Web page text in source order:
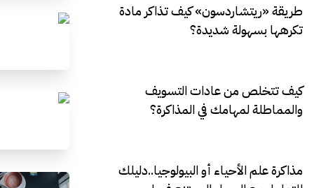
طريقة «ريتشاردسون» كيف تذاكر مادة
تكرهها بسهولة شديدة؟
كيف تتخلص من عادات التسويف
والمماطلة لمهامك في المذاكرة؟
مذاكرة علم الأحياء أو البيولوجيا..دليلك